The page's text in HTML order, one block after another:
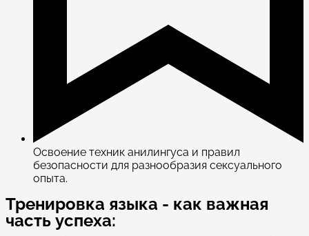
Освоение техник анилингуса и правил
безопасности для разнообразия сексуального
опыта.
Тренировка языка - как важная
часть успеха: